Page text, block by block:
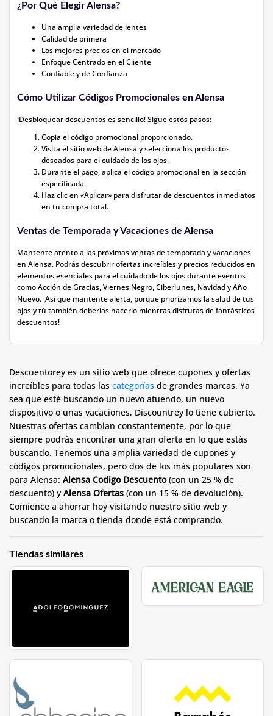
¿Por Qué Elegir Alensa?
Una amplia variedad de lentes
Calidad de primera
Los mejores precios en el mercado
Enfoque Centrado en el Cliente
Confiable y de Confianza
Cómo Utilizar Códigos Promocionales en Alensa
¡Desbloquear descuentos es sencillo! Sigue estos pasos:
Copia el código promocional proporcionado.
Visita el sitio web de Alensa y selecciona los productos
deseados para el cuidado de los ojos.
Durante el pago, aplica el código promocional en la sección
especificada.
Haz clic en «Aplicar» para disfrutar de descuentos inmediatos
en tu compra total.
Ventas de Temporada y Vacaciones de Alensa
Mantente atento a las próximas ventas de temporada y vacaciones
en Alensa. Podrás descubrir ofertas increíbles y precios reducidos en
elementos esenciales para el cuidado de los ojos durante eventos
como Acción de Gracias, Viernes Negro, Ciberlunes, Navidad y Año
Nuevo. ¡Así que mantente alerta, porque priorizamos la salud de tus
ojos y tú también deberías hacerlo mientras disfrutas de fantásticos
descuentos!
Descuentorey es un sitio web que ofrece cupones y ofertas
increíbles para todas las categorías de grandes marcas. Ya
sea que esté buscando un nuevo atuendo, un nuevo
dispositivo o unas vacaciones, Discountrey lo tiene cubierto.
Nuestras ofertas cambian constantemente, por lo que
siempre podrás encontrar una gran oferta en lo que estás
buscando. Tenemos una amplia variedad de cupones y
códigos promocionales, pero dos de los más populares son
para Alensa: Alensa Codigo Descuento(con un 25 % de
descuento) y Alensa Ofertas (con un 15 % de devolución).
Comience a ahorrar hoy visitando nuestro sitio web y
buscando la marca o tienda donde está comprando.
Tiendas similares